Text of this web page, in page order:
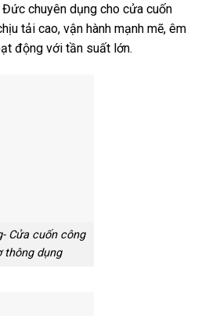
chuyên dụng cho cửa cuốn
tải cao, vận hành mạnh mẽ, êm
động với tần suất lớn.
Cửa cuốn công
thông dụng